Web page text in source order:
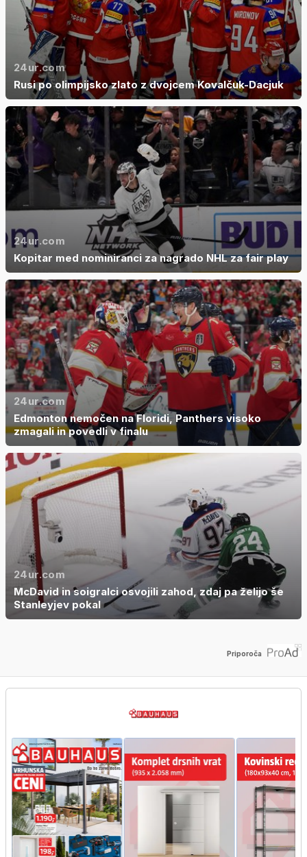
24ur.com
Rusi po olimpijsko zlato z dvojcem Kovalčuk-Dacjuk
24ur.com
Kopitar med nominiranci za nagrado NHL za fair play
24ur.com
Edmonton nemočen na Floridi, Panthers visoko
zmagali in povedli v finalu
24ur.com
McDavid in soigralci osvojili zahod, zdaj pa želijo še
Stanleyjev pokal
Priporoča